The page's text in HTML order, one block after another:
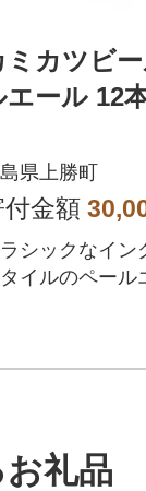
ミカツビ
エール 12
県上勝町
付金額
シックなイン
イルのペール
礼品